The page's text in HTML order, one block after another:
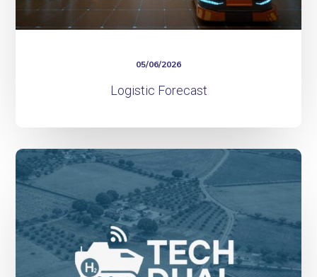
05/06/2026
Logistic Forecast